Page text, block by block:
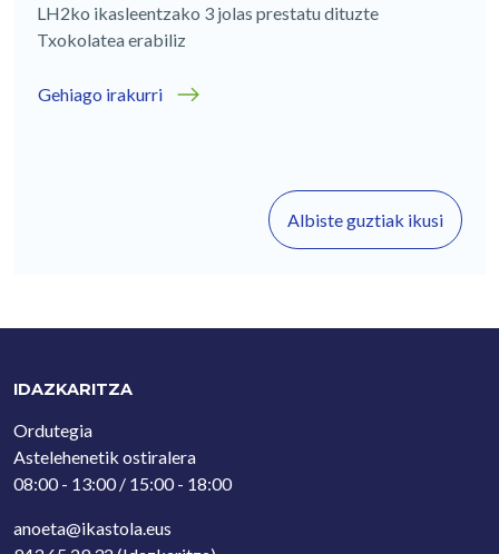
LH2ko ikasleentzako 3 jolas prestatu dituzte
Txokolatea erabiliz
Gehiago irakurri
Albiste guztiak ikusi
IDAZKARITZA
Ordutegia
Astelehenetik ostiralera
08:00 - 13:00 / 15:00 - 18:00
anoeta@ikastola.eus